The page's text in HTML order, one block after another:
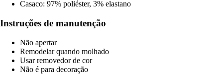
Casaco: 97% poliéster, 3% elastano
Instruções de manutenção
Não apertar
Remodelar quando molhado
Usar removedor de cor
Não é para decoração